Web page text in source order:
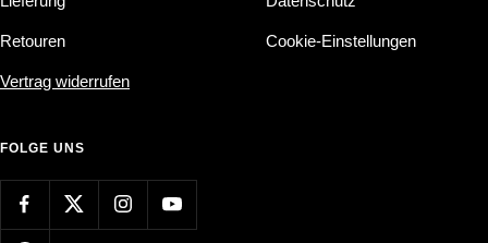
Retouren
Vertrag widerrufen
Cookie-Einstellungen
FOLGE UNS